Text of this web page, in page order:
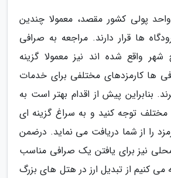
واحد پولی کشور مقصد، معمولا چندین
ها قرار دارند. مراجعه به صرافی
واقع شده اند نیز معمولا گزینه
ها کارمزدهای مختلفی برای خدمات
بنابراین پیش از اقدام بهتر است به
توجه کنید و به سراغ گزینه ای
را از شما دریافت می نماید. درضمن
محلی نیز برای یافتن یک صرافی مناسب
می کنیم از تبدیل ارز در هتل های بزرگ